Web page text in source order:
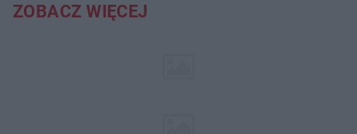
ZOBACZ WIĘCEJ